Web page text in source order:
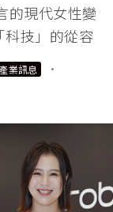
的現代女性變
科技」的從容
產業訊息
·